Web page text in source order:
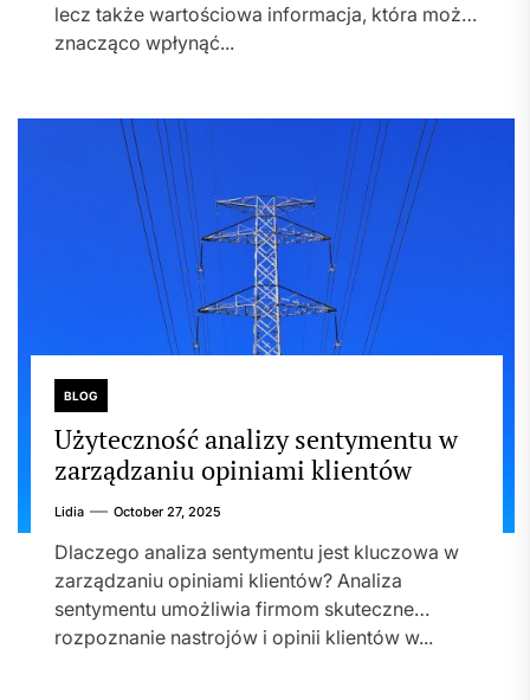
lecz także wartościowa informacja, która może
znacząco wpłynąć...
BLOG
Użyteczność analizy sentymentu w
zarządzaniu opiniami klientów
Lidia October 27, 2025
Dlaczego analiza sentymentu jest kluczowa w
zarządzaniu opiniami klientów? Analiza
sentymentu umożliwia firmom skuteczne
rozpoznanie nastrojów i opinii klientów w...